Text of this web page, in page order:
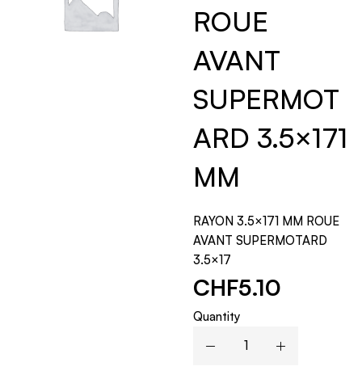
ROUE
AVANT
SUPERMOT
ARD 3.5×171
MM
RAYON 3.5×171 MM ROUE
AVANT SUPERMOTARD
3.5×17
CHF5.10
Quantity